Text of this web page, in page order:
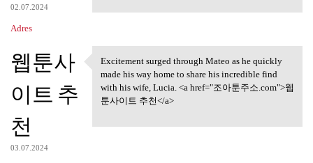
02.07.2024
Adres
웹툰사
이트 추
천
03.07.2024
Excitement surged through
Excitement surged through Mateo as he quickly
made his way home to share his incredible find
with his wife, Lucia. <a href="조아툰주소.com">웹
툰사이트 추천</a>